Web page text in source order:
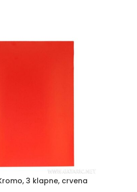
3 klapne, crvena